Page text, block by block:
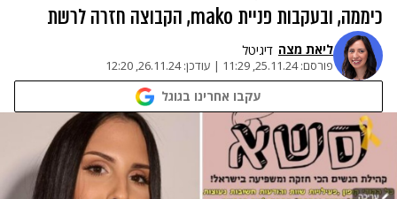
כיממה, ובעקבות פניית mako, הקבוצה חזרה לרשת
ליאת מצה דיגיטל
פורסם:25.11.24, 11:29
| עודכן:26.11.24, 12:20
עקבו אחרינו בגוגל